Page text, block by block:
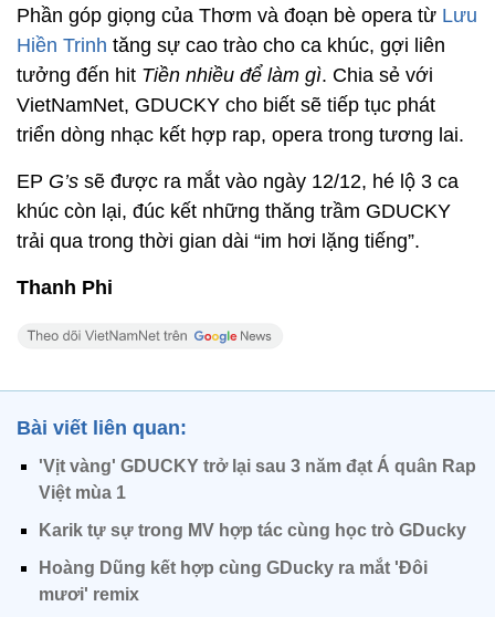
Phần góp giọng của Thơm và đoạn bè opera từ Lưu
Hiền Trinh tăng sự cao trào cho ca khúc, gợi liên
tưởng đến hit Tiền nhiều để làm gì. Chia sẻ với
VietNamNet, GDUCKY cho biết sẽ tiếp tục phát
triển dòng nhạc kết hợp rap, opera trong tương lai.
EP G’s sẽ được ra mắt vào ngày 12/12, hé lộ 3 ca
khúc còn lại, đúc kết những thăng trầm GDUCKY
trải qua trong thời gian dài “im hơi lặng tiếng”.
Thanh Phi
Bài viết liên quan:
'Vịt vàng' GDUCKY trở lại sau 3 năm đạt Á quân Rap
Việt mùa 1
Karik tự sự trong MV hợp tác cùng học trò GDucky
Hoàng Dũng kết hợp cùng GDucky ra mắt 'Đôi
mươi' remix